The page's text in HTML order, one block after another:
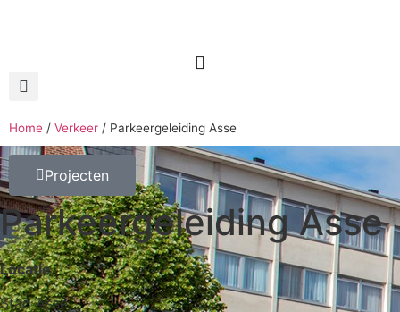
Home / Verkeer / Parkeergeleiding Asse
Projecten
Parkeergeleiding Asse
Locatie
Stad Asse